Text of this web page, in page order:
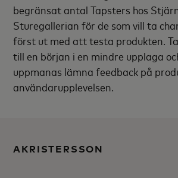
begränsat antal Tapsters hos
Sturegallerian för de som vill ta
först ut med att testa produkten.
till en början i en mindre upplaga
uppmanas lämna feedback på
användarupplevelsen.
AKRISTERSSON